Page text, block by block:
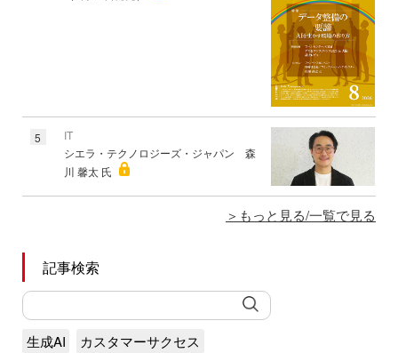
5
IT
シエラ・テクノロジーズ・ジャパン 森
川 馨太 氏
もっと見る/一覧で見る
記事検索
生成AI
カスタマーサクセス